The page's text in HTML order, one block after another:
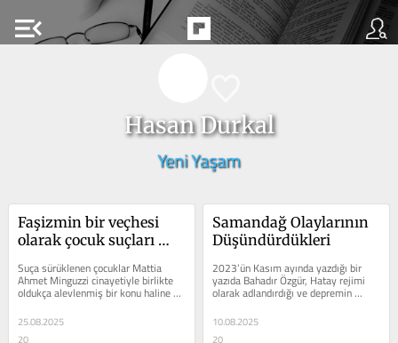
menu_open
Hasan Durkal
Yeni Yaşam
Faşizmin bir veçhesi
olarak çocuk suçları
Suça sürüklenen çocuklar Mattia
Ahmet Minguzzi cinayetiyle birlikte
oldukça alevlenmiş bir konu haline
geldi. Şiddet sonucu vahşice...
25.08.2025
Samandağ Olaylarının
Düşündürdükleri
2023’ün Kasım ayında yazdığı bir
yazıda Bahadır Özgür, Hatay rejimi
olarak adlandırdığı ve depremin
ardından Hatay’da fiilen...
10.08.2025